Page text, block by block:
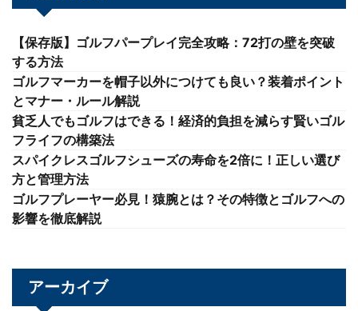
【保存版】ゴルフパープレイ完全攻略：72打の壁を突破
する方法
ゴルフマーカーを帽子以外につけても良い？装着ポイント
とマナー・ルール解説
貧乏人でもゴルフはできる！経済的負担を減らす賢いゴル
フライフの構築法
スパイクレスゴルフシューズの寿命を2倍に！正しい選び
方と管理方法
ゴルフプレーヤー必見！猿腕とは？その特徴とゴルフへの
影響を徹底解説
アーカイブ